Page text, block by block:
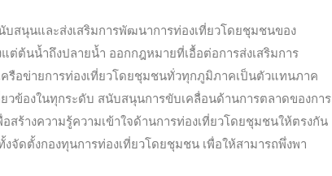
สนุนและส่งเสริมการพัฒนาการท่องเที่ยวโดยชุมชนของ
ต่ต้นน้ำถึงปลายน้ำ ออกกฎหมายที่เอื้อต่อการส่งเสริมการ
รือข่ายการท่องเที่ยวโดยชุมชนทั่วทุกภูมิภาคเป็นตัวแทนภาค
วข้องในทุกระดับ สนับสนุนการขับเคลื่อนด้านการตลาดของการ
ร้างความรู้ความเข้าใจด้านการท่องเที่ยวโดยชุมชนให้ตรงกัน
จัดตั้งกองทุนการท่องเที่ยวโดยชุมชน เพื่อให้สามารถพึ่งพา